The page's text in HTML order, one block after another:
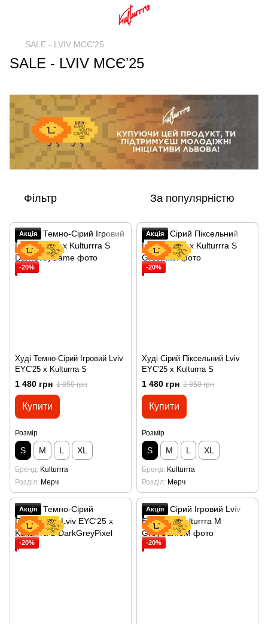
SALE - LVIV MCЄʼ25
SALE - LVIV MCЄʼ25
Фільтр За популярністю
Акція
-20%
Худі Темно-Сірий Ігровий Lviv
EYC'25 x Kulturrra S
1 480 грн 1 850 грн
Купити
Розмір
S M L XL
Бренд Kulturrra
Розділ
Мерч
Акція
-20%
Худі Сірий Піксельний Lviv
EYC'25 x Kulturrra S
1 480 грн 1 850 грн
Купити
Розмір
S M L XL
Бренд Kulturrra
Розділ
Мерч
Акція
-20%
Акція
-20%